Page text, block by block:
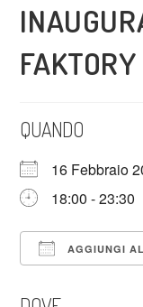
QUANDO
16 Febbraio
18:00 - 23:30
AGGIUNGI